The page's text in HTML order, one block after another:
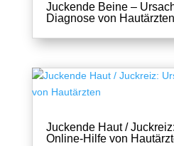
Juckende Beine –
Diagnose von Hautärzten
Juckende Haut /
Online-Hilfe von